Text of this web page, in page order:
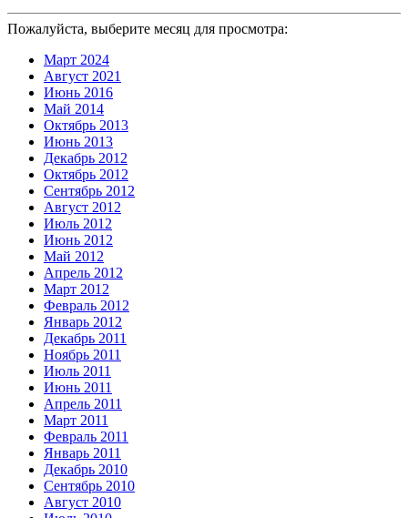
Пожалуйста, выберите месяц для просмотра:
Март 2024
Август 2021
Июнь 2016
Май 2014
Октябрь 2013
Июнь 2013
Декабрь 2012
Октябрь 2012
Сентябрь 2012
Август 2012
Июль 2012
Июнь 2012
Май 2012
Апрель 2012
Март 2012
Февраль 2012
Январь 2012
Декабрь 2011
Ноябрь 2011
Июль 2011
Июнь 2011
Апрель 2011
Март 2011
Февраль 2011
Январь 2011
Декабрь 2010
Сентябрь 2010
Август 2010